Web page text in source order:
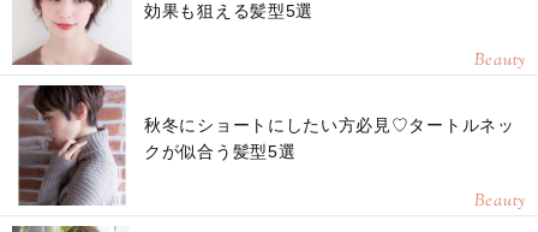
効果も狙える髪型5選
Beauty
秋冬にショートにしたい方必見♡タートルネッ
クが似合う髪型5選
Beauty